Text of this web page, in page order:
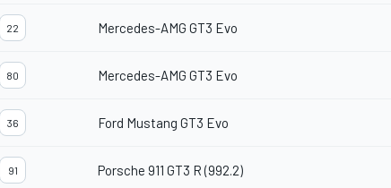
22 Mercedes-AMG GT3 Evo
80 Mercedes-AMG GT3 Evo
36 Ford Mustang GT3 Evo
91 Porsche 911 GT3 R (992.2)